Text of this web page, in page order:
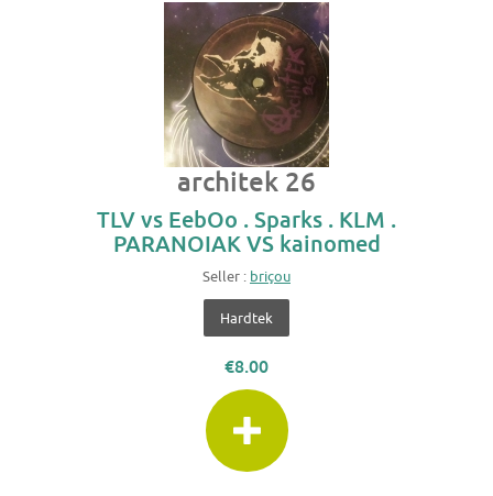
architek 26
TLV vs EebOo . Sparks . KLM .
PARANOIAK VS kainomed
Seller : briçou
Hardtek
€8.00